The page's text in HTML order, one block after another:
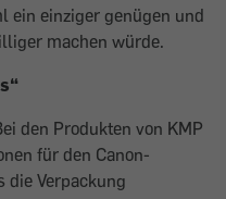
ein einziger genügen und
machen würde.
den Produkten von KMP
für den Canon-
die Verpackung